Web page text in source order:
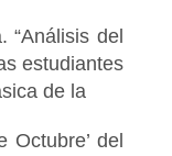
“Análisis del
estudiantes
de la
Octubre’ del